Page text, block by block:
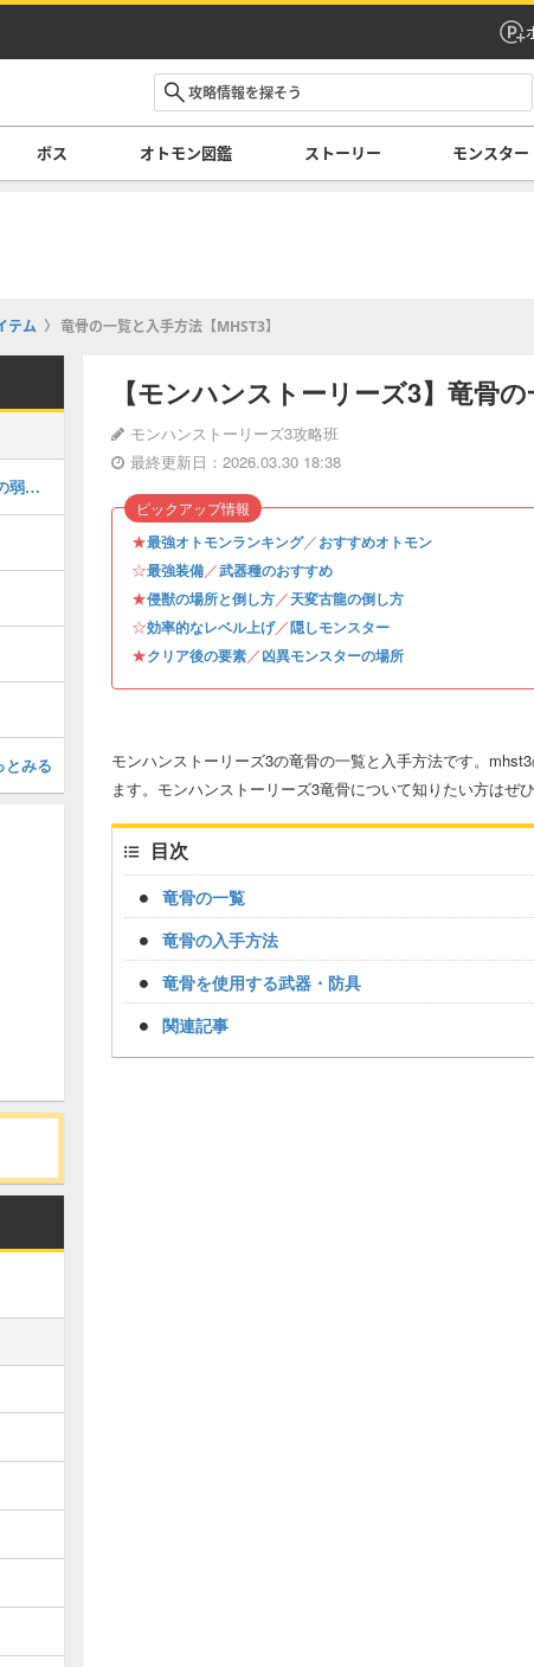
ボス オトモン図鑑 ストーリー モンスター
テム 竜骨の一覧と入手方法【MHST3】
【モンハンストーリーズ3】竜骨
モンハンストーリーズ3攻略班
最終更新日：2026.03.30 18:38
★最強オトモンランキング／おすすめオトモン
☆最強装備／武器種のおすすめ
★侵獣の場所と倒し方／天変古龍の倒し方
☆効率的なレベル上げ／隠しモンスター
★クリア後の要素／凶異モンスターの場所
ピックアップ情報
モンハンストーリーズ3の竜骨の一覧と入手方法です。
ます。モンハンストーリーズ3竜骨について知りたい方はぜ
目次
竜骨の一覧
竜骨の入手方法
竜骨を使用する武器・防具
関連記事
イブシマキヒコ＆ナルハタタヒメの弱点と行動パターン攻略
とみる